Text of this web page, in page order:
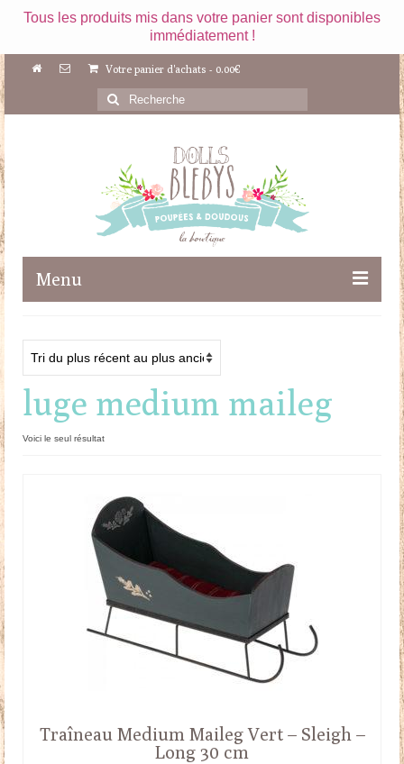
Tous les produits mis dans votre panier sont disponibles
immédiatement !
Votre panier d'achats - 0.00€
Rechercher
:
Menu
Maileg
Poupées
Doudous
Contact
luge medium maileg
Voici le seul résultat
Traîneau Medium Maileg Vert – Sleigh –
Long 30 cm